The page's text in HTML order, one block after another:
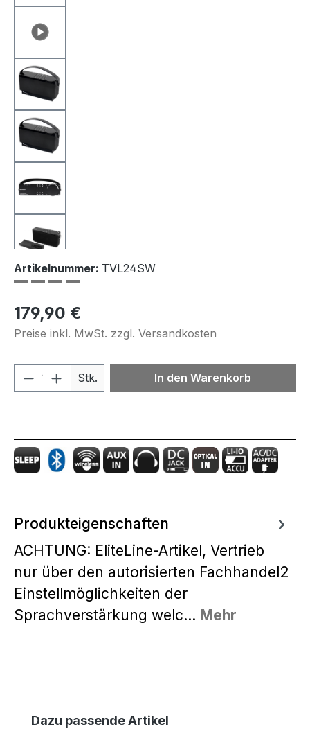
Artikelnummer: TVL24SW
Regulärer Preis:
179,90 €
Preise inkl. MwSt. zzgl. Versandkosten
Produkt Anzahl: Gib den
Stk. In den Warenkorb
Produkteigenschaften
ACHTUNG: EliteLine-Artikel, Vertrieb
nur über den autorisierten Fachhandel2
Einstellmöglichkeiten der
Sprachverstärkung welc… Mehr
Produktgalerie überspringen
Dazu passende Artikel